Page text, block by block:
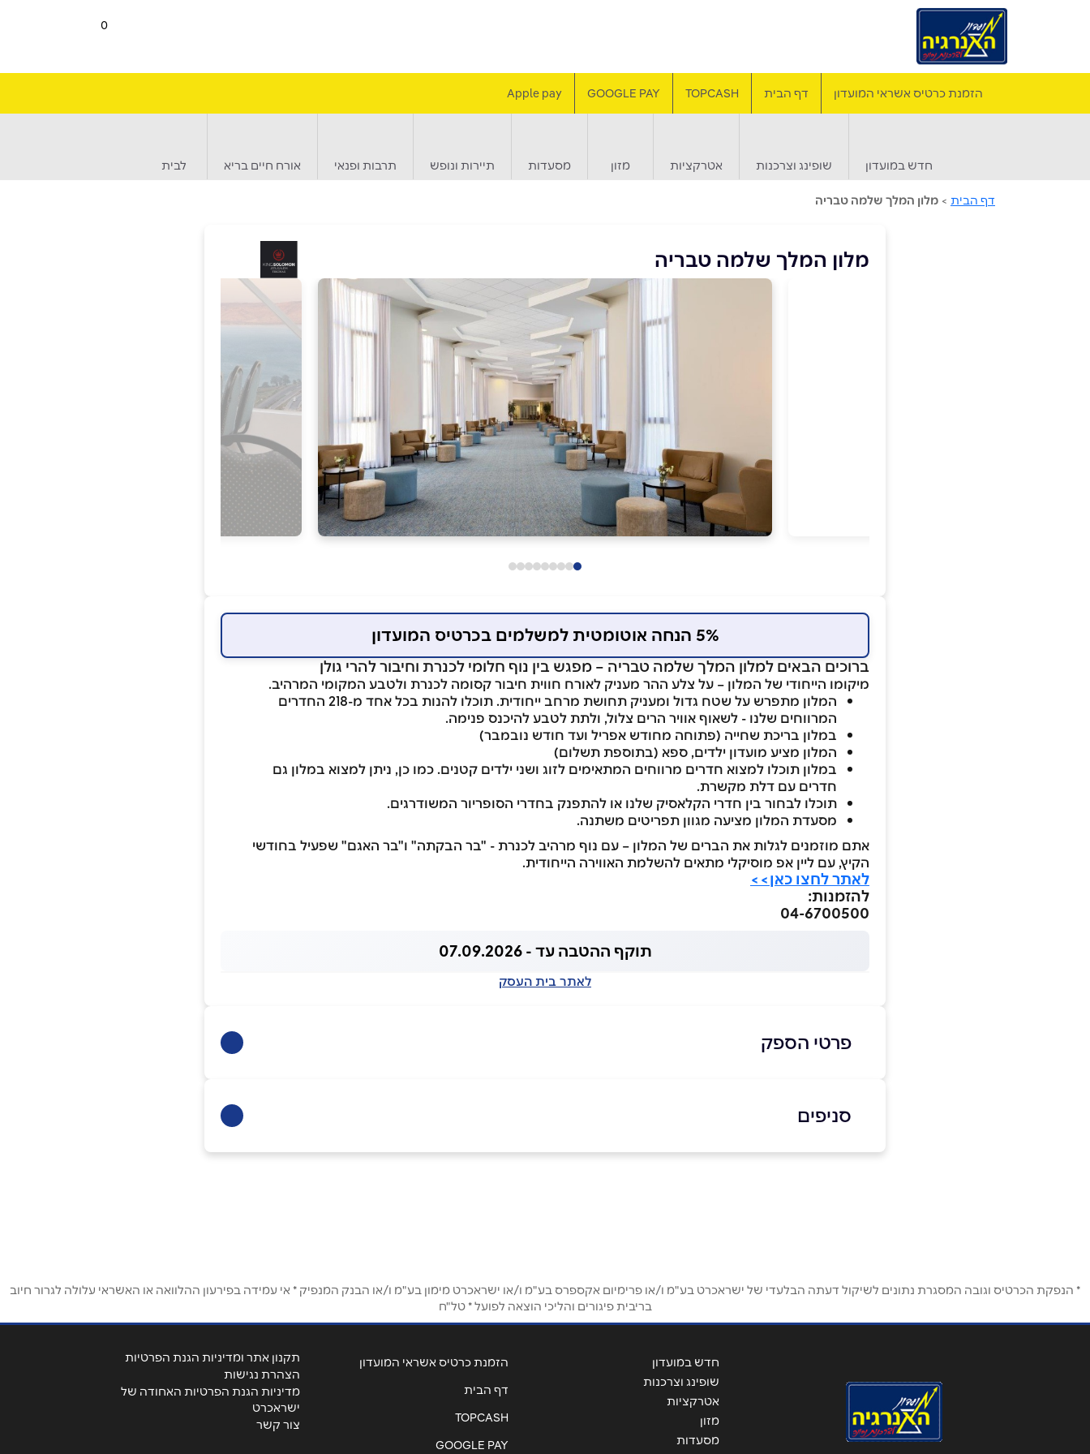
0
הזמנת כרטיס אשראי המועדון דף הבית TOPCASH
GOOGLE PAY
Apple pay
חדש במועדון שופינג וצרכנות אטרקציות מזון מסעדות תיירות ונופש תרבות ופנאי אורח חיים בריא לבית
דף הבית > מלון המלך שלמה טבריה
מלון המלך שלמה טבריה
5% הנחה אוטומטית למשלמים בכרטיס המועדון
ברוכים הבאים למלון המלך שלמה טבריה – מפגש בין נוף חלומי לכנרת וחיבור להרי גולן
מיקומו הייחודי של המלון – על צלע ההר מעניק לאורח חווית חיבור קסומה לכנרת ולטבע המקומי המרהיב.
המלון מתפרש על שטח גדול ומעניק תחושת מרחב ייחודית. תוכלו להנות בכל אחד מ-218 החדרים
המרווחים שלנו - לשאוף אוויר הרים צלול, ולתת לטבע להיכנס פנימה.
במלון בריכת שחייה (פתוחה מחודש אפריל ועד חודש נובמבר)
המלון מציע מועדון ילדים, ספא (בתוספת תשלום)
במלון תוכלו למצוא חדרים מרווחים המתאימים לזוג ושני ילדים קטנים. כמו כן, ניתן למצוא במלון גם
חדרים עם דלת מקשרת.
תוכלו לבחור בין חדרי הקלאסיק שלנו או להתפנק בחדרי הסופריור המשודרגים.
מסעדת המלון מציעה מגוון תפריטים משתנה.
אתם מוזמנים לגלות את הברים של המלון – עם נוף מרהיב לכנרת - "בר הבקתה" ו"בר האגם" שפעיל בחודשי
הקיץ, עם ליין אפ מוסיקלי מתאים להשלמת האווירה הייחודית.
לאתר לחצו כאן>>
להזמנות:
04-6700500
תוקף ההטבה עד - 07.09.2026
לאתר בית העסק
פרטי הספק
באתר
סניפים
טבריה
* הנפקת הכרטיס וגובה המסגרת נתונים לשיקול דעתה הבלעדי של ישראכרט בע"מ ו/או פרימיום אקספרס בע"מ ו/או ישראכרט מימון בע"מ ו/או הבנק המנפיק * אי עמידה בפירעון ההלוואה או האשראי עלולה לגרור חיוב
בריבית פיגורים והליכי הוצאה לפועל * טל"ח
חדש במועדון
שופינג וצרכנות
אטרקציות
מזון
מסעדות
הזמנת כרטיס אשראי המועדון
דף הבית
TOPCASH
GOOGLE PAY
תקנון אתר ומדיניות הגנת הפרטיות
הצהרת נגישות
מדיניות הגנת הפרטיות האחודה של
ישראכרט
צור קשר